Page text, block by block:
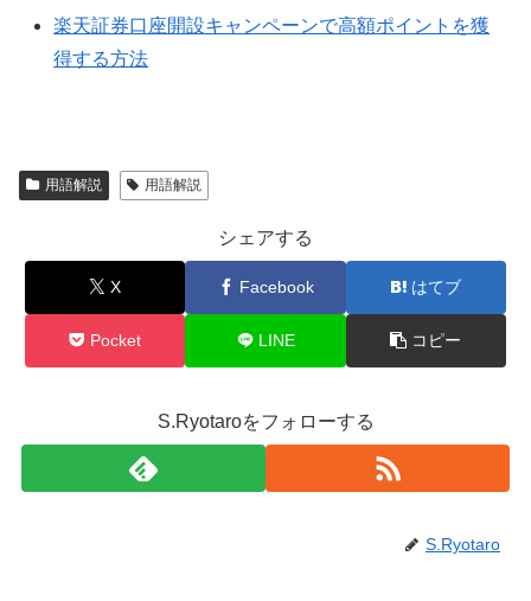
楽天証券口座開設キャンペーンで高額ポイントを獲
得する方法
用語解説 用語解説
シェアする
X Facebook はてブ
Pocket LINE コピー
S.Ryotaroをフォローする
S.Ryotaro